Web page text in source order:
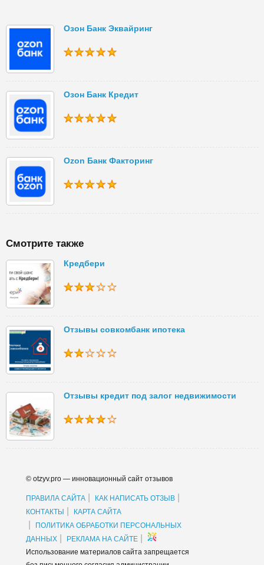
Озон Банк Эквайринг
Озон Банк Кредит
Ozon Банк Факторинг
Смотрите также
Кредбери
Отзывы совкомбанк ипотека
Отзывы кредит под залог недвижимости
© otzyv.pro — инновационный сайт отзывов
ПРАВИЛА САЙТА КАК НАПИСАТЬ ОТЗЫВ
КОНТАКТЫ КАРТА САЙТА
ПОЛИТИКА ОБРАБОТКИ ПЕРСОНАЛЬНЫХ
ДАННЫХ
РЕКЛАМА НА САЙТЕ
Использование материалов сайта запрещается